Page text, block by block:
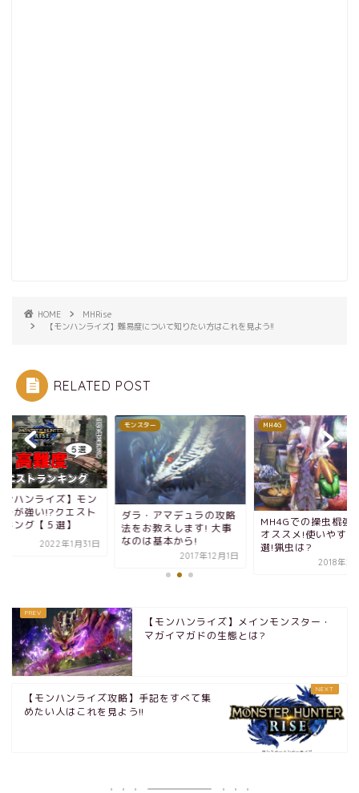
HOME
MHRise
【モンハンライズ】難易度について知りたい方はこれを見よう!!
RELATED POST
ンハンライズ】モン
ーが強い!?クエスト
ング【５選】
2022年1月31日
モンスター
ダラ・アマデュラの攻略
法をお教えします! 大事
なのは基本から!
2017年12月1日
MH4G
MH4Gでの操虫棍強
オススメ!使いやす
選!猟虫は?
2018年2
【モンハンライズ】メインモンスター・
マガイマガドの生態とは?
【モンハンライズ攻略】手記をすべて集
めたい人はこれを見よう!!